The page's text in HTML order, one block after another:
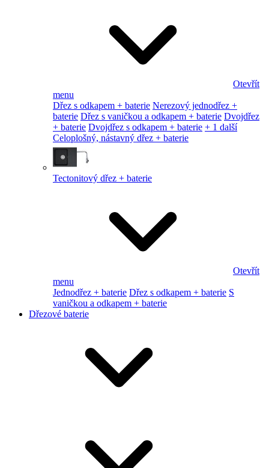
Otevřít
menu
Dřez s odkapem + baterie Nerezový jednodřez +
baterie Dřez s vaničkou a odkapem + baterie Dvojdřez
+ baterie Dvojdřez s odkapem + baterie + 1 další
Celoplošný, nástavný dřez + baterie
Tectonitový dřez + baterie
Otevřít
menu
Jednodřez + baterie Dřez s odkapem + baterie S
vaničkou a odkapem + baterie
Dřezové baterie